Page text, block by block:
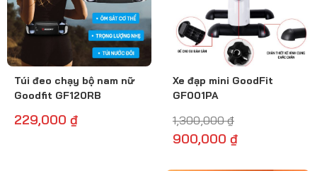
Túi đeo chạy bộ nam nữ
Goodfit GF120RB
229,000 ₫
Xe đạp mini GoodFit
GF001PA
1,300,000₫
900,000 ₫